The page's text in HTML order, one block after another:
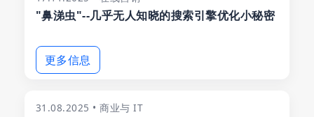
"鼻涕虫"--几乎无人知晓的搜索引擎优化小秘密
更多信息
31.08.2025 • 商业与 IT